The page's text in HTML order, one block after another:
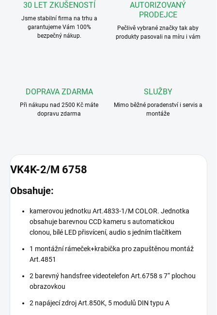
30 LET ZKUŠENOSTÍ
Jsme stabilní firma na trhu a
garantujeme Vám 100%
bezpečný nákup.
AUTORIZOVANÝ
PRODEJCE
Pečlivě vybrané značky tak aby
produkty pasovali na míru i vám
DOPRAVA ZDARMA
Při nákupu nad 2500 Kč máte
dopravu zdarma
SLUŽBY
Mimo běžné poradenství i servis a
montáže
VK4K-2/M 6758
Obsahuje:
kamerovou jednotku Art.4833-1/M COLOR. Jednotka
obsahuje barevnou CCD kameru s automatickou
clonou, bílé LED přisvícení, audio s jedním tlačítkem
1 montážní rámeček+krabička pro zapuštěnou montáž
Art.4851
2 barevný handsfree videotelefon Art.6758 s 7“ plochou
obrazovkou
2 napájecí zdroj Art.850K, 5 modulů DIN typu A